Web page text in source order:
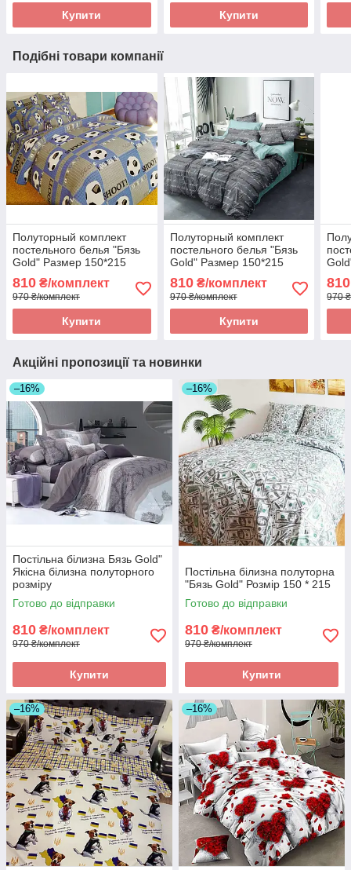
Купити Купити
Подібні товари компанії
Полуторный комплект
постельного белья "Бязь
Gold" Размер 150*215
810 ₴/комплект
970 ₴/комплект
Купити
Полуторный комплект
постельного белья "Бязь
Gold" Размер 150*215
810₴/комплект
970 ₴/комплект
Купити
810
970
Акційні пропозиції та новинки
–16%
Постільна білизна Бязь Gold"
Якісна білизна полуторного
розміру
Готово до відправки
810 ₴/комплект
970 ₴/комплект
Купити
–16%
Постільна білизна полуторна
"Бязь Gold" Розмір 150 * 215
Готово до відправки
810 ₴/комплект
970 ₴/комплект
Купити
–16% –16%